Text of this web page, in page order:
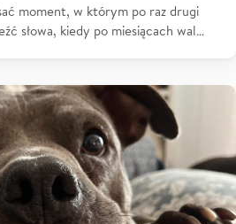
moment, w którym po raz drugi
słowa, kiedy po miesiącach wal…